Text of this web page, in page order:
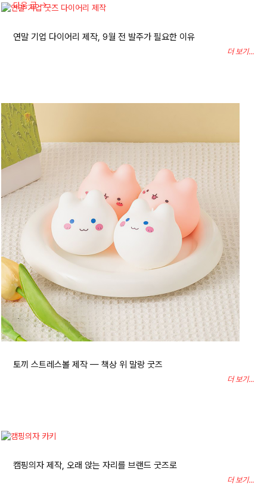
다음 글→
연말 기업 다이어리 제작, 9월 전 발주가 필요한 이유
더 보기...
토끼 스트레스볼 제작 — 책상 위 말랑 굿즈
더 보기...
캠핑의자 제작, 오래 앉는 자리를 브랜드 굿즈로
더 보기...